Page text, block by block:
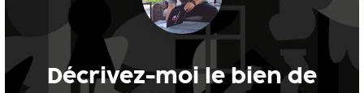
Décrivez-moi le bien de